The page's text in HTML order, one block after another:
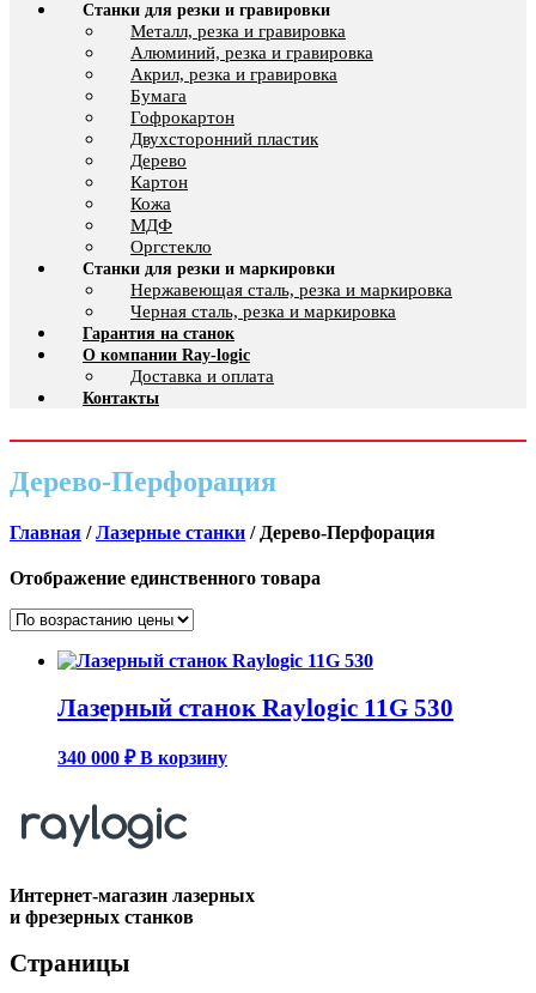
Станки для резки и гравировки
Металл, резка и гравировка
Алюминий, резка и гравировка
Акрил, резка и гравировка
Бумага
Гофрокартон
Двухсторонний пластик
Дерево
Картон
Кожа
МДФ
Оргстекло
Станки для резки и маркировки
Нержавеющая сталь, резка и маркировка
Черная сталь, резка и маркировка
Гарантия на станок
О компании Ray-logic
Доставка и оплата
Контакты
Дерево-Перфорация
Главная /Лазерные станки / Дерево-Перфорация
Отображение единственного товара
Лазерный станок Raylogic 11G 530
340 000 ₽ В корзину
Интернет-магазин лазерных
и фрезерных станков
Страницы